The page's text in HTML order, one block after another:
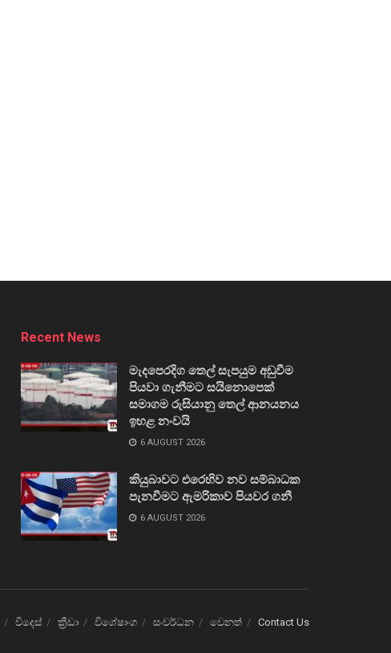
Recent News
මැදපෙරදිග තෙල් සැපයුම අඩුවීම
පියවා ගැනීමට සයිනොපෙක්
සමාගම රුසියානු තෙල් ආනයනය
ඉහළ නංවයි
6 AUGUST 2026
කියුබාවට එරෙහිව නව සම්බාධක
පැනවීමට ඇමරිකාව පියවර ගනී
6 AUGUST 2026
විදෙස් ක්‍රීඩා විශේෂාංග සංවර්ධන වෙනත් Contact Us